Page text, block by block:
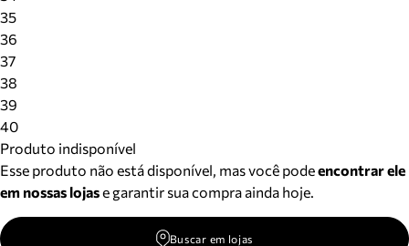
35
36
37
38
39
40
Produto indisponível
Esse produto não está disponível, mas você podeencontrar ele
em nossas lojase garantir sua compra ainda hoje.
Buscar em lojas